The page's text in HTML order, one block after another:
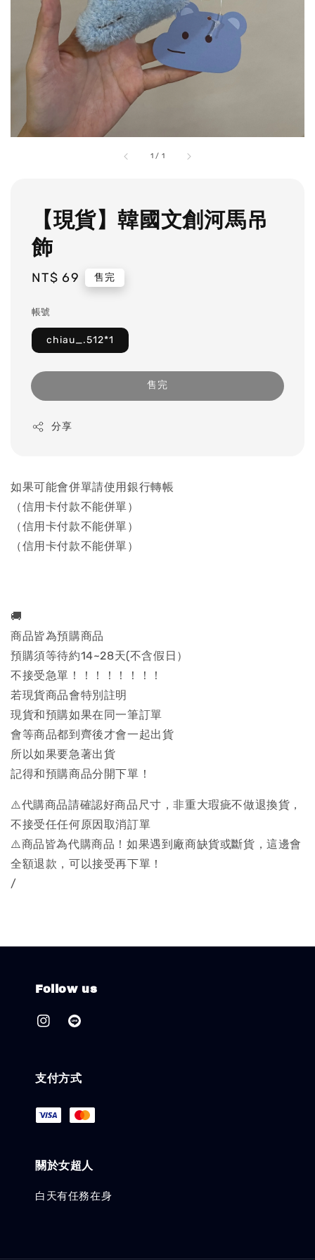
1 / 1
【現貨】韓國文創河馬吊
飾
Regular
NT$ 69 售完
帳號
chiau_.512*1
售完
分享
如果可能會併單請使用銀行轉帳
（信用卡付款不能併單）
（信用卡付款不能併單）
（信用卡付款不能併單）
🚚
商品皆為預購商品
預購須等待約14~28天(不含假日）
不接受急單！！！！！！！！
若現貨商品會特別註明
現貨和預購如果在同一筆訂單
會等商品都到齊後才會一起出貨
所以如果要急著出貨
記得和預購商品分開下單！
⚠️代購商品請確認好商品尺寸，非重大瑕疵不做退換貨，
不接受任任何原因取消訂單
⚠️商品皆為代購商品！如果遇到廠商缺貨或斷貨，這邊會
全額退款，可以接受再下單！
/
Follow us
支付方式
關於女超人
白天有任務在身